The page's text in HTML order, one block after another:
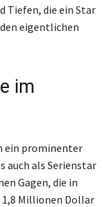
Tiefen, die ein Star
eigentlichen
im
ein prominenter
auch als Serienstar
Gagen, die in
Millionen Dollar